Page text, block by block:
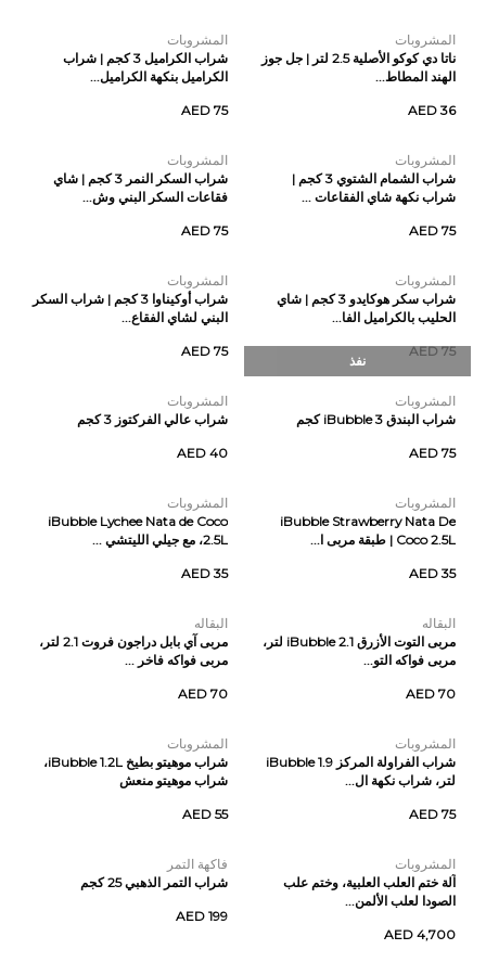
المشروبات
ناتا دي كوكو الأصلية 2.5 لتر | جل جوز
الهند المطاط...
AED 36
المشروبات
شراب الكراميل 3 كجم | شراب
الكراميل بنكهة الكراميل...
AED 75
المشروبات
شراب الشمام الشتوي 3 كجم |
شراب نكهة شاي الفقاعات ...
AED 75
المشروبات
شراب السكر النمر 3 كجم | شاي
فقاعات السكر البني وش...
AED 75
المشروبات
شراب سكر هوكايدو 3 كجم | شاي
الحليب بالكراميل الفا...
AED 75
المشروبات
شراب أوكيناوا 3 كجم | شراب السكر
البني لشاي الفقاع...
AED 75
نفذ
المشروبات
شراب البندق iBubble 3 كجم
AED 75
المشروبات
شراب عالي الفركتوز 3 كجم
AED 40
المشروبات
iBubble Strawberry Nata De
Coco 2.5L | طبقة مربى ا...
AED 35
المشروبات
iBubble Lychee Nata de Coco
2.5L، مع جيلي الليتشي ...
AED 35
البقاله
مربى التوت الأزرق iBubble 2.1 لتر،
مربى فواكه التو...
AED 70
البقاله
مربى آي بابل دراجون فروت 2.1 لتر،
مربى فواكه فاخر ...
AED 70
المشروبات
شراب الفراولة المركز iBubble 1.9
لتر، شراب نكهة ال...
AED 75
المشروبات
شراب موهيتو بطيخ iBubble 1.2L،
شراب موهيتو منعش
AED 55
المشروبات
آلة ختم العلب العلبية، وختم علب
الصودا لعلب الألمن...
AED 4,700
فاكهة التمر
شراب التمر الذهبي 25 كجم
AED 199